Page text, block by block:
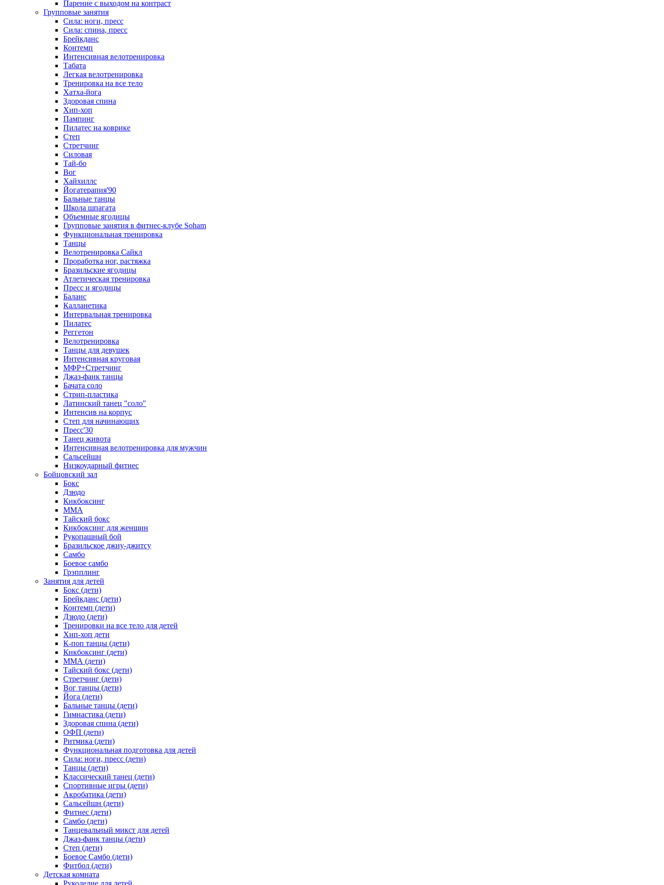
Парение с выходом на контраст
Групповые занятия
Сила: ноги, пресс
Сила: спина, пресс
Брейкданс
Контемп
Интенсивная велотренировка
Табата
Легкая велотренировка
Тренировка на все тело
Хатха-йога
Здоровая спина
Хип-хоп
Пампинг
Пилатес на коврике
Степ
Стретчинг
Силовая
Тай-бо
Вог
Хайхиллс
Йогатерапия'90
Бальные танцы
Школа шпагата
Объемные ягодицы
Групповые занятия в фитнес-клубе Soham
Функциональная тренировка
Танцы
Велотренировка Сайкл
Проработка ног, растяжка
Бразильские ягодицы
Атлетическая тренировка
Пресс и ягодицы
Баланс
Калланетика
Интервальная тренировка
Пилатес
Реггетон
Велотренировка
Танцы для девушек
Интенсивная круговая
МФР+Стретчинг
Джаз-фанк танцы
Бачата соло
Стрип-пластика
Латинский танец "соло"
Интенсив на корпус
Степ для начинающих
Пресс'30
Танец живота
Интенсивная велотренировка для мужчин
Сальсейшн
Низкоударный фитнес
Бойцовский зал
Бокс
Дзюдо
Кикбоксинг
MMA
Тайский бокс
Кикбоксинг для женщин
Рукопашный бой
Бразильское джиу-джитсу
Самбо
Боевое самбо
Грэпплинг
Занятия для детей
Бокс (дети)
Брейкданс (дети)
Контемп (дети)
Дзюдо (дети)
Тренировки на все тело для детей
Хип-хоп дети
К-поп танцы (дети)
Кикбоксинг (дети)
ММА (дети)
Тайский бокс (дети)
Стретчинг (дети)
Вог танцы (дети)
Йога (дети)
Бальные танцы (дети)
Гимнастика (дети)
Здоровая спина (дети)
ОФП (дети)
Ритмика (дети)
Функциональная подготовка для детей
Сила: ноги, пресс (дети)
Танцы (дети)
Классический танец (дети)
Спортивные игры (дети)
Акробатика (дети)
Сальсейшн (дети)
Фитнес (дети)
Самбо (дети)
Танцевальный микст для детей
Джаз-фанк танцы (дети)
Степ (дети)
Боевое Самбо (дети)
Фитбол (дети)
Детская комната
Рукоделие для детей